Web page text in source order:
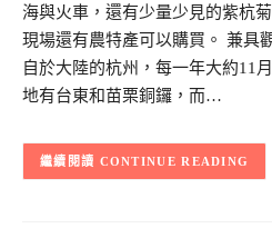
海與火車，還有少量少見的紫杭
現場還有農特產可以購買。 兼具
自於大陸的杭州，每一年大約11
地有台東和苗栗銅鑼，而…
CONTINUE READING